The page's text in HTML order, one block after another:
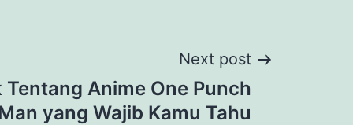
Next post
Anime One Punch
yang Wajib Kamu Tahu